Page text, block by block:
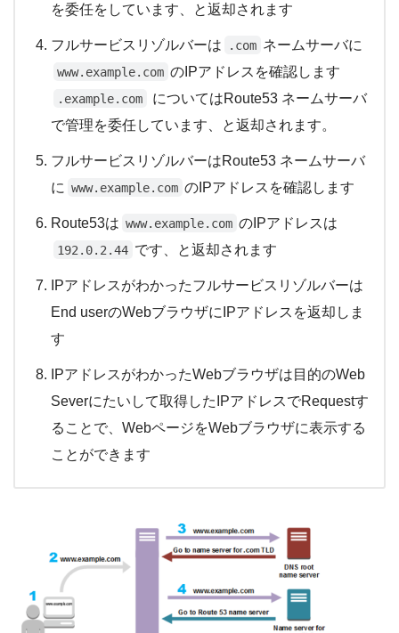
を委任をしています、と返却されます
フルサービスリゾルバーは .com ネームサーバに
www.example.com のIPアドレスを確認します
.example.com
についてはRoute53 ネームサーバ
で管理を委任しています、と返却されます。
フルサービスリゾルバーはRoute53 ネームサーバ
に www.example.com のIPアドレスを確認します
Route53は www.example.com のIPアドレスは
192.0.2.44 です、と返却されます
IPアドレスがわかったフルサービスリゾルバーは
End userのWebブラウザにIPアドレスを返却しま
す
IPアドレスがわかったWebブラウザは目的のWeb
Severにたいして取得したIPアドレスでRequestす
ることで、WebページをWebブラウザに表示する
ことができます